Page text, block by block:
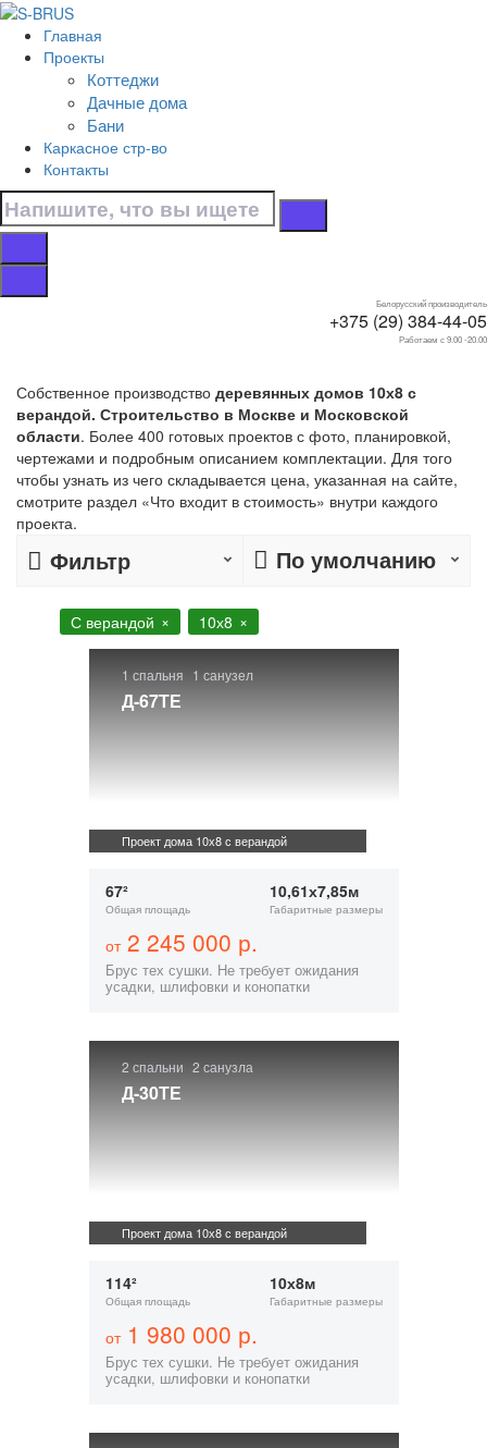
Перейти к контенту
Главная
Проекты
Коттеджи
Дачные дома
Бани
Каркасное стр-во
Контакты
Белорусский производитель
+375 (29) 384-44-05
Работаем с 9.00 -20.00
Главная
С верандой
10х8
Дома 10х8 с
верандой
Собственное производство деревянных домов 10х8 с
верандой. Строительство в Москве и Московской
области. Более 400 готовых проектов с фото, планировкой,
чертежами и подробным описанием комплектации. Для того
чтобы узнать из чего складывается цена, указанная на сайте,
смотрите раздел «Что входит в стоимость» внутри каждого
проекта.
Фильтр По умолчанию
С верандой 10х8
1 спальня 1 санузел
Д-67ТЕ
Проект дома 10х8 с верандой
67²
Общая площадь
10,61х7,85м
Габаритные размеры
от2 245 000 р.
Брус тех сушки. Не требует ожидания
усадки, шлифовки и конопатки
2 спальни 2 санузла
Д-30ТЕ
Проект дома 10х8 с верандой
114²
Общая площадь
10х8м
Габаритные размеры
от1 980 000 р.
Брус тех сушки. Не требует ожидания
усадки, шлифовки и конопатки